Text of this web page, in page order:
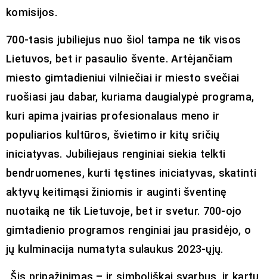
komisijos.
700-tasis jubiliejus nuo šiol tampa ne tik visos
Lietuvos, bet ir pasaulio švente. Artėjančiam
miesto gimtadieniui vilniečiai ir miesto svečiai
ruošiasi jau dabar, kuriama daugialypė programa,
kuri apima įvairias profesionalaus meno ir
populiarios kultūros, švietimo ir kitų sričių
iniciatyvas. Jubiliejaus renginiai siekia telkti
bendruomenes, kurti tęstines iniciatyvas, skatinti
aktyvų keitimąsi žiniomis ir auginti šventinę
nuotaiką ne tik Lietuvoje, bet ir svetur. 700-ojo
gimtadienio programos renginiai jau prasidėjo, o
jų kulminacija numatyta sulaukus 2023-ųjų.